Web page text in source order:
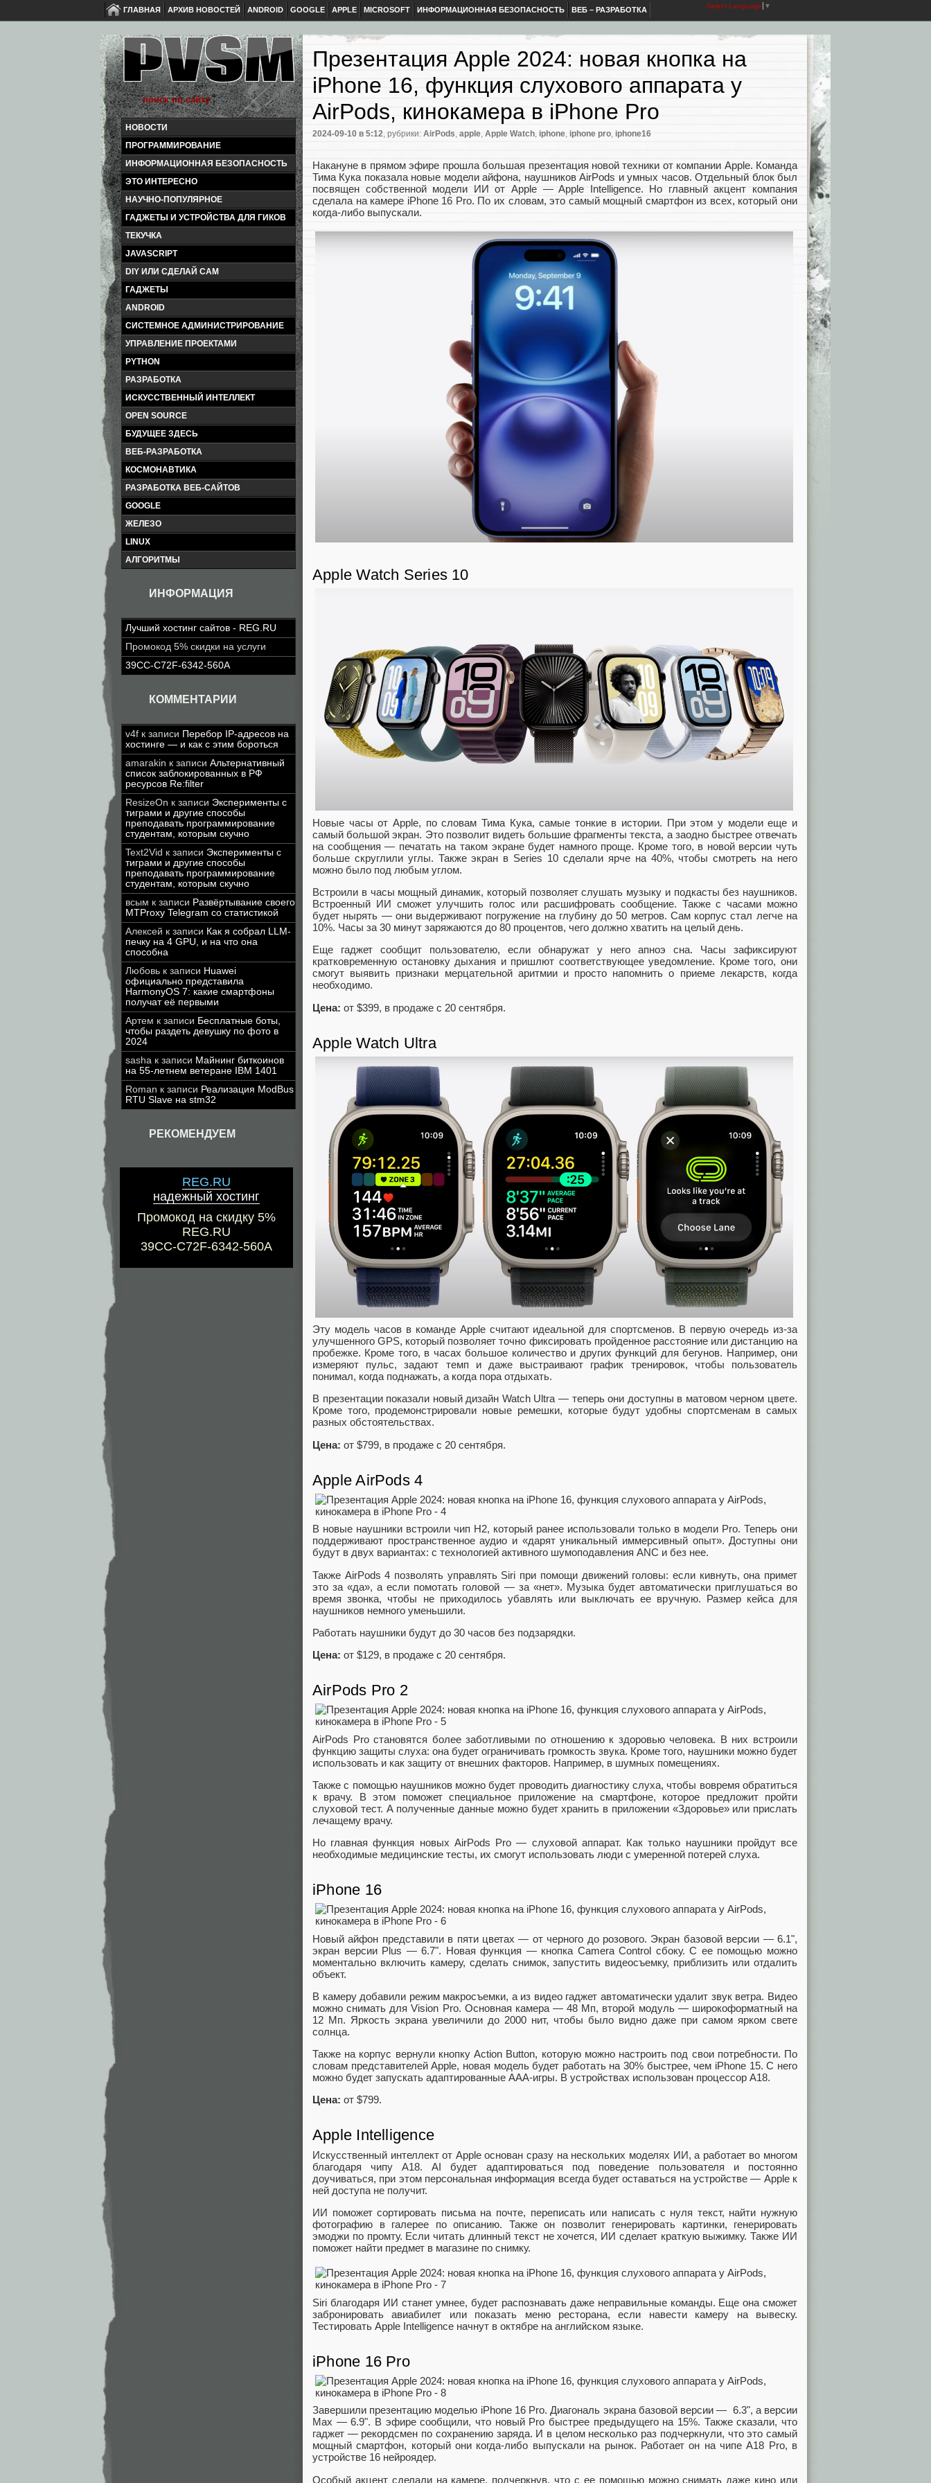
ГЛАВНАЯ АРХИВ НОВОСТЕЙ ANDROID GOOGLE APPLE MICROSOFT ИНФОРМАЦИОННАЯ БЕЗОПАСНОСТЬ ВЕБ – РАЗРАБОТКА Select Language ▼
НОВОСТИ
ПРОГРАММИРОВАНИЕ
ИНФОРМАЦИОННАЯ БЕЗОПАСНОСТЬ
ЭТО ИНТЕРЕСНО
НАУЧНО-ПОПУЛЯРНОЕ
ГАДЖЕТЫ И УСТРОЙСТВА ДЛЯ ГИКОВ
ТЕКУЧКА
JAVASCRIPT
DIY ИЛИ СДЕЛАЙ САМ
ГАДЖЕТЫ
ANDROID
СИСТЕМНОЕ АДМИНИСТРИРОВАНИЕ
УПРАВЛЕНИЕ ПРОЕКТАМИ
PYTHON
РАЗРАБОТКА
ИСКУССТВЕННЫЙ ИНТЕЛЛЕКТ
OPEN SOURCE
БУДУЩЕЕ ЗДЕСЬ
ВЕБ-РАЗРАБОТКА
КОСМОНАВТИКА
РАЗРАБОТКА ВЕБ-САЙТОВ
GOOGLE
ЖЕЛЕЗО
LINUX
АЛГОРИТМЫ
ИНФОРМАЦИЯ
Лучший хостинг сайтов - REG.RU
Промокод 5% скидки на услуги
39CC-C72F-6342-560A
КОММЕНТАРИИ
v4f к записи Перебор IP-адресов на
хостинге — и как с этим бороться
amarakin к записи Альтернативный
список заблокированных в РФ
ресурсов Re:filter
ResizeOn к записи Эксперименты с
тиграми и другие способы
преподавать программирование
студентам, которым скучно
Text2Vid к записи Эксперименты с
тиграми и другие способы
преподавать программирование
студентам, которым скучно
всым к записи Развёртывание своего
MTProxy Telegram со статистикой
Алексей к записи Как я собрал LLM-
печку на 4 GPU, и на что она
способна
Любовь к записи Huawei
официально представила
HarmonyOS 7: какие смартфоны
получат её первыми
Артем к записи Бесплатные боты,
чтобы раздеть девушку по фото в
2024
sasha к записи Майнинг биткоинов
на 55-летнем ветеране IBM 1401
Roman к записи Реализация ModBus
RTU Slave на stm32
РЕКОМЕНДУЕМ
REG.RU
надежный хостинг
Промокод на скидку 5%
REG.RU
39CC-C72F-6342-560A
Презентация Apple 2024: новая кнопка на
iPhone 16, функция слухового аппарата у
AirPods, кинокамера в iPhone Pro
2024-09-10 в 5:12, рубрики: AirPods, apple, Apple Watch, iphone, iphone pro, iphone16
Накануне в прямом эфире прошла большая презентация новой техники от компании Apple. Команда
Тима Кука показала новые модели айфона, наушников AirPods и умных часов. Отдельный блок был
посвящен собственной модели ИИ от Apple — Apple Intelligence. Но главный акцент компания
сделала на камере iPhone 16 Pro. По их словам, это самый мощный смартфон из всех, который они
когда-либо выпускали.
Apple Watch Series 10
Новые часы от Apple, по словам Тима Кука, самые тонкие в истории. При этом у модели еще и
самый большой экран. Это позволит видеть большие фрагменты текста, а заодно быстрее отвечать
на сообщения — печатать на таком экране будет намного проще. Кроме того, в новой версии чуть
больше скруглили углы. Также экран в Series 10 сделали ярче на 40%, чтобы смотреть на него
можно было под любым углом.
Встроили в часы мощный динамик, который позволяет слушать музыку и подкасты без наушников.
Встроенный ИИ сможет улучшить голос или расшифровать сообщение. Также с часами можно
будет нырять — они выдерживают погружение на глубину до 50 метров. Сам корпус стал легче на
10%. Часы за 30 минут заряжаются до 80 процентов, чего должно хватить на целый день.
Еще гаджет сообщит пользователю, если обнаружат у него апноэ сна. Часы зафиксируют
кратковременную остановку дыхания и пришлют соответствующее уведомление. Кроме того, они
смогут выявить признаки мерцательной аритмии и просто напомнить о приеме лекарств, когда
необходимо.
Цена: от $399, в продаже с 20 сентября.
Apple Watch Ultra
Эту модель часов в команде Apple считают идеальной для спортсменов. В первую очередь из-за
улучшенного GPS, который позволяет точно фиксировать пройденное расстояние или дистанцию на
пробежке. Кроме того, в часах большое количество и других функций для бегунов. Например, они
измеряют пульс, задают темп и даже выстраивают график тренировок, чтобы пользователь
понимал, когда поднажать, а когда пора отдыхать.
В презентации показали новый дизайн Watch Ultra — теперь они доступны в матовом черном цвете.
Кроме того, продемонстрировали новые ремешки, которые будут удобны спортсменам в самых
разных обстоятельствах.
Цена: от $799, в продаже с 20 сентября.
Apple AirPods 4
В новые наушники встроили чип H2, который ранее использовали только в модели Pro. Теперь они
поддерживают пространственное аудио и «дарят уникальный иммерсивный опыт». Доступны они
будут в двух вариантах: с технологией активного шумоподавления ANC и без нее.
Также AirPods 4 позволять управлять Siri при помощи движений головы: если кивнуть, она примет
это за «да», а если помотать головой — за «нет». Музыка будет автоматически приглушаться во
время звонка, чтобы не приходилось убавлять или выключать ее вручную. Размер кейса для
наушников немного уменьшили.
Работать наушники будут до 30 часов без подзарядки.
Цена: от $129, в продаже с 20 сентября.
AirPods Pro 2
AirPods Pro становятся более заботливыми по отношению к здоровью человека. В них встроили
функцию защиты слуха: она будет ограничивать громкость звука. Кроме того, наушники можно будет
использовать и как защиту от внешних факторов. Например, в шумных помещениях.
Также с помощью наушников можно будет проводить диагностику слуха, чтобы вовремя обратиться
к врачу. В этом поможет специальное приложение на смартфоне, которое предложит пройти
слуховой тест. А полученные данные можно будет хранить в приложении «Здоровье» или прислать
лечащему врачу.
Но главная функция новых AirPods Pro — слуховой аппарат. Как только наушники пройдут все
необходимые медицинские тесты, их смогут использовать люди с умеренной потерей слуха.
iPhone 16
Новый айфон представили в пяти цветах — от черного до розового. Экран базовой версии — 6.1",
экран версии Plus — 6.7". Новая функция — кнопка Camera Control сбоку. С ее помощью можно
моментально включить камеру, сделать снимок, запустить видеосъемку, приблизить или отдалить
объект.
В камеру добавили режим макросъемки, а из видео гаджет автоматически удалит звук ветра. Видео
можно снимать для Vision Pro. Основная камера — 48 Мп, второй модуль — широкоформатный на
12 Мп. Яркость экрана увеличили до 2000 нит, чтобы было видно даже при самом ярком свете
солнца.
Также на корпус вернули кнопку Action Button, которую можно настроить под свои потребности. По
словам представителей Apple, новая модель будет работать на 30% быстрее, чем iPhone 15. С него
можно будет запускать адаптированные ААА-игры. В устройствах использован процессор A18.
Цена: от $799.
Apple Intelligence
Искусственный интеллект от Apple основан сразу на нескольких моделях ИИ, а работает во многом
благодаря чипу A18. AI будет адаптироваться под поведение пользователя и постоянно
доучиваться, при этом персональная информация всегда будет оставаться на устройстве — Apple к
ней доступа не получит.
ИИ поможет сортировать письма на почте, переписать или написать с нуля текст, найти нужную
фотографию в галерее по описанию. Также он позволит генерировать картинки, генерировать
эмоджи по промту. Если читать длинный текст не хочется, ИИ сделает краткую выжимку. Также ИИ
поможет найти предмет в магазине по снимку.
Siri благодаря ИИ станет умнее, будет распознавать даже неправильные команды. Еще она сможет
забронировать авиабилет или показать меню ресторана, если навести камеру на вывеску.
Тестировать Apple Intelligence начнут в октябре на английском языке.
iPhone 16 Pro
Завершили презентацию моделью iPhone 16 Pro. Диагональ экрана базовой версии — 6.3", а версии
Max — 6.9". В эфире сообщили, что новый Pro быстрее предыдущего на 15%. Также сказали, что
гаджет — рекордсмен по сохранению заряда. И в целом несколько раз подчеркнули, что это самый
мощный смартфон, который они когда-либо выпускали на рынок. Работает он на чипе A18 Pro, в
устройстве 16 нейроядер.
Особый акцент сделали на камере, подчеркнув, что с ее помощью можно снимать даже кино или